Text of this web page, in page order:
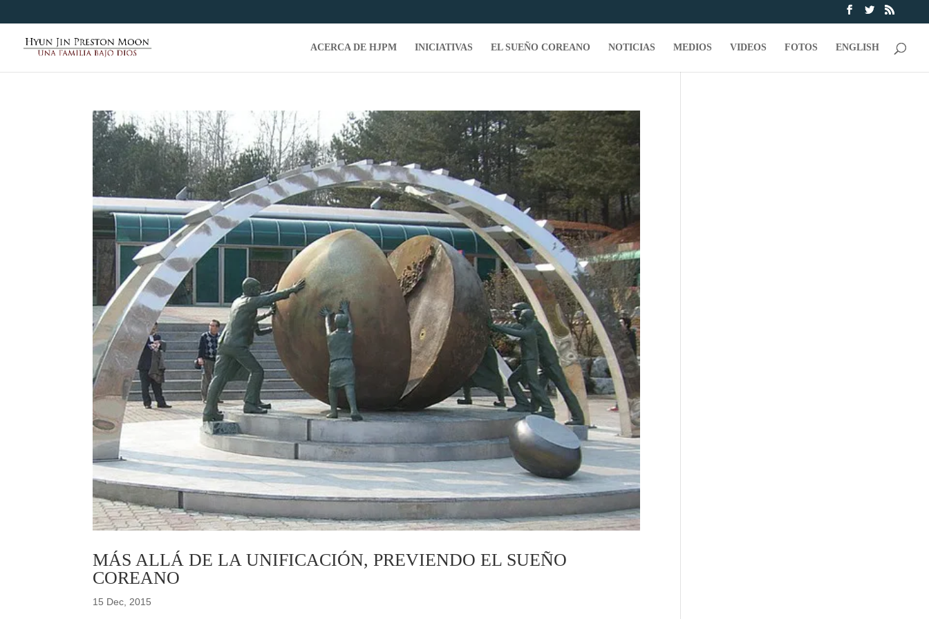
ACERCA DE HJPM INICIATIVAS EL SUEÑO COREANO NOTICIAS MEDIOS VIDEOS FOTOS ENGLISH
MÁS ALLÁ DE LA UNIFICACIÓN, PREVIENDO EL SUEÑO
COREANO
15 Dec, 2015